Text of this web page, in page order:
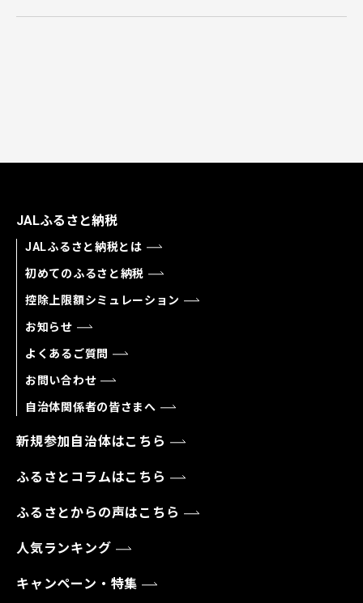
JALふるさと納税
JALふるさと納税とは
初めてのふるさと納税
控除上限額シミュレーション
お知らせ
よくあるご質問
お問い合わせ
自治体関係者の皆さまへ
新規参加自治体はこちら
ふるさとコラムはこちら
ふるさとからの声はこちら
人気ランキング
キャンペーン・特集